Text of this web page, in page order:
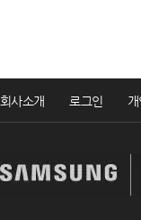
회사소개 로그인